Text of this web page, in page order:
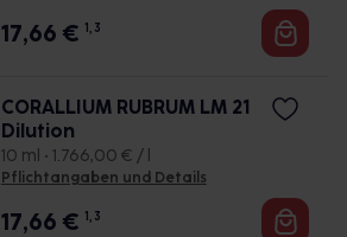
17,66 € 1, 3
CORALLIUM RUBRUM LM 21
Dilution
10 ml • 1.766,00 € / l
Pflichtangaben und Details
17,66 € 1, 3